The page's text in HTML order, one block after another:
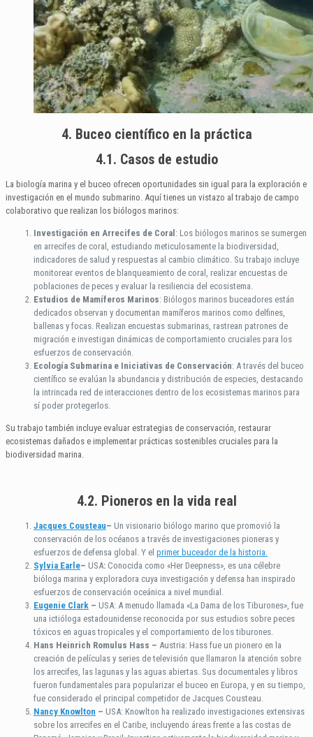
4. Buceo científico en la práctica
4.1. Casos de estudio
La biología marina y el buceo ofrecen oportunidades sin igual para la exploración e
investigación en el mundo submarino. Aquí tienes un vistazo al trabajo de campo
colaborativo que realizan los biólogos marinos:
Investigación en Arrecifes de Coral : Los biólogos marinos se sumergen
en arrecifes de coral, estudiando meticulosamente la biodiversidad,
indicadores de salud y respuestas al cambio climático. Su trabajo incluye
monitorear eventos de blanqueamiento de coral, realizar encuestas de
poblaciones de peces y evaluar la resiliencia del ecosistema.
Estudios de Mamíferos Marinos: Biólogos marinos buceadores están
dedicados observan y documentan mamíferos marinos como delfines,
ballenas y focas. Realizan encuestas submarinas, rastrean patrones de
migración e investigan dinámicas de comportamiento cruciales para los
esfuerzos de conservación.
Ecología Submarina e Iniciativas de Conservación: A través del buceo
científico se evalúan la abundancia y distribución de especies, destacando
la intrincada red de interacciones dentro de los ecosistemas marinos para
sí poder protegerlos.
Su trabajo también incluye evaluar estrategias de conservación, restaurar
ecosistemas dañados e implementar prácticas sostenibles cruciales para la
biodiversidad marina.
4.2. Pioneros en la vida real
Jacques Cousteau– Un visionario biólogo marino que promovió la
conservación de los océanos a través de investigaciones pioneras y
esfuerzos de defensa global. Y el primer buceador de la historia.
Sylvia Earle– USA: Conocida como «Her Deepness», es una célebre
bióloga marina y exploradora cuya investigación y defensa han inspirado
esfuerzos de conservación oceánica a nivel mundial.
Eugenie Clark – USA: A menudo llamada «La Dama de los Tiburones», fue
una ictióloga estadounidense reconocida por sus estudios sobre peces
tóxicos en aguas tropicales y el comportamiento de los tiburones.
Hans Heinrich Romulus Hass – Austria: Hass fue un pionero en la
creación de películas y series de televisión que llamaron la atención sobre
los arrecifes, las lagunas y las aguas abiertas. Sus documentales y libros
fueron fundamentales para popularizar el buceo en Europa, y en su tiempo,
fue considerado el principal competidor de Jacques Cousteau.
Nancy Knowlton – USA: Knowlton ha realizado investigaciones extensivas
sobre los arrecifes en el Caribe, incluyendo áreas frente a las costas de